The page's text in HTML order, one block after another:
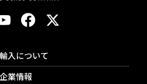
入について
企業情報